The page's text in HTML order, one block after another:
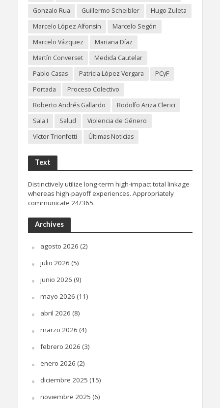
Gonzalo Rua
Guillermo Scheibler
Hugo Zuleta
Marcelo López Alfonsín
Marcelo Segón
Marcelo Vázquez
Mariana Díaz
Martín Converset
Medida Cautelar
Pablo Casas
Patricia López Vergara
PCyF
Portada
Proceso Colectivo
Roberto Andrés Gallardo
Rodolfo Ariza Clerici
Sala I
Salud
Violencia de Género
Víctor Trionfetti
Últimas Noticias
Text
Distinctively utilize long-term high-impact total linkage
whereas high-payoff experiences. Appropriately
communicate 24/365.
Archives
agosto 2026 (2)
julio 2026 (5)
junio 2026 (9)
mayo 2026 (11)
abril 2026 (8)
marzo 2026 (4)
febrero 2026 (3)
enero 2026 (2)
diciembre 2025 (15)
noviembre 2025 (6)